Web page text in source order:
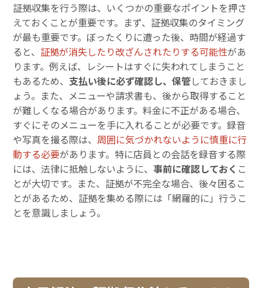
証拠収集を行う際は、いくつかの重要なポイントを押さ
えておくことが重要です。まず、証拠収集のタイミング
が最も重要です。ぼったくりに遭った後、時間が経過す
ると、 証拠が消失したり改ざんされたりする可能性があ
ります。例えば、レシートはすぐに失われてしまうこと
もあるため、支払い後に必ず確認し、保管しておきまし
ょう。また、メニューや請求書も、後から取得すること
が難しくなる場合があります。料金に不正がある場合、
すぐにそのメニューを手に入れることが必要です。録音
や写真を撮る際は、 周囲に気づかれないように慎重に行
動する必要があります。特に店員との会話を録音する際
には、法律に抵触しないように、事前に確認しておく こ
とが大切です。また、証拠が不完全な場合、後々困るこ
とがあるため、証拠を集める際には「網羅的に」行うこ
とを意識しましょう。